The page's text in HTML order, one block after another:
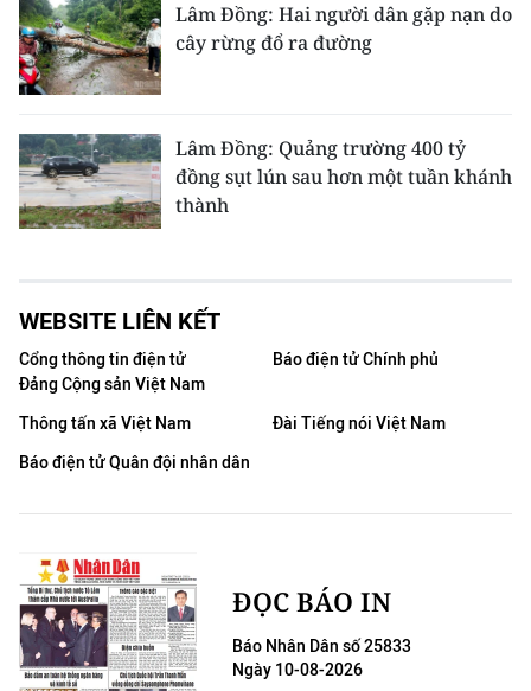
Lâm Đồng: Hai người dân gặp nạn do
cây rừng đổ ra đường
Lâm Đồng: Quảng trường 400 tỷ
đồng sụt lún sau hơn một tuần khánh
thành
WEBSITE LIÊN KẾT
Cổng thông tin điện tử
Đảng Cộng sản Việt Nam
Báo điện tử Chính phủ
Thông tấn xã Việt Nam
Đài Tiếng nói Việt Nam
Báo điện tử Quân đội nhân dân
ĐỌC BÁO IN
Báo Nhân Dân số 25833
Ngày 10-08-2026